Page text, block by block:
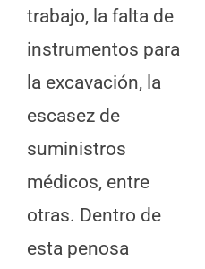
trabajo, la falta de
instrumentos para
la excavación, la
escasez de
suministros
médicos, entre
otras. Dentro de
esta penosa